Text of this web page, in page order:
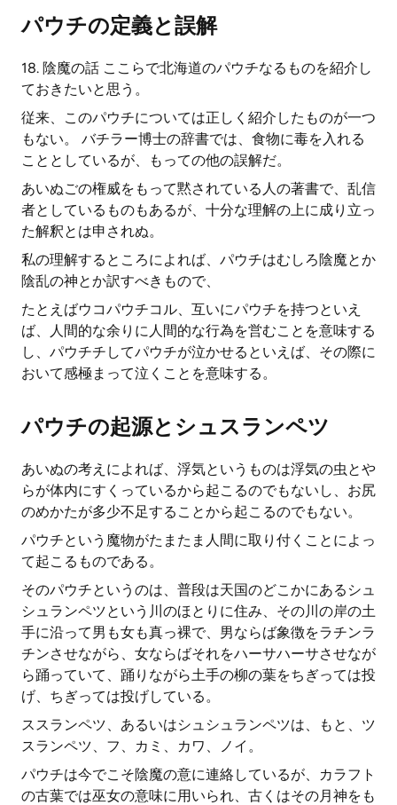
パウチの定義と誤解
18. 陰魔の話 ここらで北海道のパウチなるものを紹介し
ておきたいと思う。
従来、このパウチについては正しく紹介したものが一つ
もない。 バチラー博士の辞書では、食物に毒を入れる
こととしているが、もっての他の誤解だ。
あいぬごの権威をもって黙されている人の著書で、乱信
者としているものもあるが、十分な理解の上に成り立っ
た解釈とは申されぬ。
私の理解するところによれば、パウチはむしろ陰魔とか
陰乱の神とか訳すべきもので、
たとえばウコパウチコル、互いにパウチを持つといえ
ば、人間的な余りに人間的な行為を営むことを意味する
し、パウチチしてパウチが泣かせるといえば、その際に
おいて感極まって泣くことを意味する。
パウチの起源とシュスランペツ
あいぬの考えによれば、浮気というものは浮気の虫とや
らが体内にすくっているから起こるのでもないし、お尻
のめかたが多少不足することから起こるのでもない。
パウチという魔物がたまたま人間に取り付くことによっ
て起こるものである。
そのパウチというのは、普段は天国のどこかにあるシュ
シュランペツという川のほとりに住み、その川の岸の土
手に沿って男も女も真っ裸で、男ならば象徴をラチンラ
チンさせながら、女ならばそれをハーサハーサさせなが
ら踊っていて、踊りながら土手の柳の葉をちぎっては投
げ、ちぎっては投げしている。
ススランペツ、あるいはシュシュランペツは、もと、ツ
スランペツ、フ、カミ、カワ、ノイ。
パウチは今でこそ陰魔の意に連絡しているが、カラフト
の古葉では巫女の意味に用いられ、古くはその月神をも